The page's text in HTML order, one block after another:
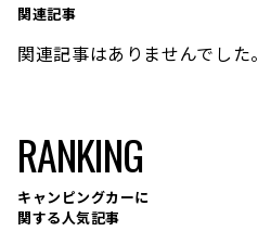
関連記事
関連記事はありませんでした。
RANKING
キャンピングカーに
関する人気記事